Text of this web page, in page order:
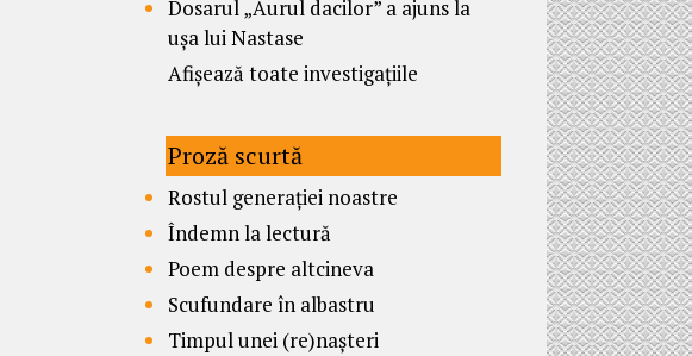
Dosarul „Aurul dacilor” a ajuns la
ușa lui Nastase
Afișează toate investigațiile
Proză scurtă
Rostul generației noastre
Îndemn la lectură
Poem despre altcineva
Scufundare în albastru
Timpul unei (re)nașteri